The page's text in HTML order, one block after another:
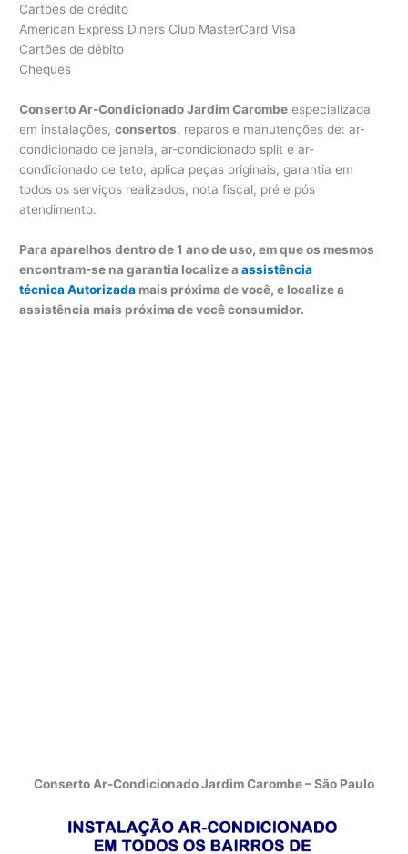
Cartões de crédito
American Express Diners Club MasterCard Visa
Cartões de débito
Cheques
Conserto Ar-Condicionado Jardim Carombe especializada
em instalações,consertos, reparos e manutenções de: ar-
condicionado de janela, ar-condicionado split e ar-
condicionado de teto, aplica peças originais, garantia em
todos os serviços realizados, nota fiscal, pré e pós
atendimento.
Para aparelhos dentro de 1 ano de uso, em que os mesmos
encontram-se na garantia localize aassistência
técnica Autorizada mais próxima de você, e localize a
assistência mais próxima de você consumidor.
Conserto Ar-Condicionado Jardim Carombe – São Paulo